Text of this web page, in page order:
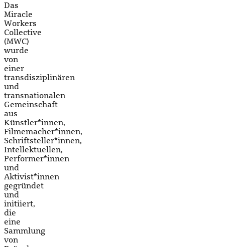
Das
Miracle
Workers
Collective
(MWC)
wurde
von
einer
transdisziplinären
und
transnationalen
Gemeinschaft
aus
Künstler*innen,
Filmemacher*innen,
Schriftsteller*innen,
Intellektuellen,
Performer*innen
und
Aktivist*innen
gegründet
und
initiiert,
die
eine
Sammlung
von